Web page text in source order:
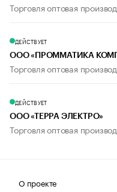
Торговля оптовая
ДЕЙСТВУЕТ
ООО «ПРОММАТИКА
Торговля оптовая
ДЕЙСТВУЕТ
ООО «ТЕРРА ЭЛЕКТРО»
Торговля оптовая
О проекте